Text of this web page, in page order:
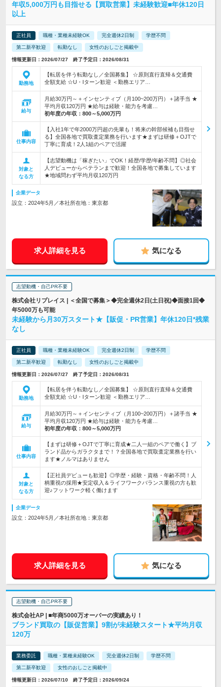
年収5,000万円も目指せる【買取営業】未経験歓迎■年休120日
以上
正社員 職種・業種未経験OK 完全週休2日制 学歴不問
第二新卒歓迎 転勤なし 女性のおしごと掲載中
情報更新日：2026/07/27 終了予定日：2026/08/31
勤務地
【転居を伴う転勤なし／全国募集】 ☆原則直行直帰＆交通費
全額支給 ☆U・Iターン歓迎 ＜勤務エリア…
給与
月給30万円～＋インセンティブ（月100~200万円）＋諸手当 ★
平均月収120万円 ★給与は経験・能力を考慮…
初年度の年収： 800～5,000万円
仕事内容
【入社1年で年2000万円超の先輩も！将来の幹部候補も目指せ
る】全国各地で買取査定業務を行います★まずは研修＋OJTで
丁寧に育成！2人1組のペアで活躍
対象と
なる方
【志望動機は「稼ぎたい」でOK！経歴/学歴/年齢不問】◎社会
人デビューからベテランまで歓迎！全国各地で募集しています
★地域問わず平均月収120万円
企業データ
設立：2024年5月／本社所在地：東京都
求人詳細を見る 気になる
志望動機・自己PR不要
株式会社リプレイス | ＜全国で募集＞◆完全週休2日(土日祝)◆面接1回◆
年5000万も可能
未経験から月30万スタート★【販促・PR営業】年休120日*残業
なし
正社員 職種・業種未経験OK 完全週休2日制 学歴不問
第二新卒歓迎 転勤なし 女性のおしごと掲載中
情報更新日：2026/07/27 終了予定日：2026/08/31
勤務地
【転居を伴う転勤なし／全国募集】 ☆原則直行直帰＆交通費
全額支給 ☆U・Iターン歓迎 ＜勤務エリア…
給与
月給30万円～＋インセンティブ（月100~200万円）＋諸手当 ★
平均月収120万円 ★給与は経験・能力を考慮…
初年度の年収： 800～5,000万円
仕事内容
【まずは研修＋OJTで丁寧に育成★二人一組のペアで働く】ブ
ランド品からガラクタまで！？全国各地で買取査定業務を行い
ます★ノルマはありません
対象と
なる方
【正社員デビューも歓迎】◎学歴・経験・資格・年齢不問！人
柄重視の採用★安定収入＆ライフワークバランス重視の方も歓
迎♪フットワーク軽く働けます
企業データ
設立：2024年5月／本社所在地：東京都
求人詳細を見る 気になる
志望動機・自己PR不要
株式会社AP | ■年商5000万オーバーの実績あり！
ブランド買取の【販促営業】9割が未経験スタート★平均月収
120万
業務委託 職種・業種未経験OK 完全週休2日制 学歴不問
第二新卒歓迎 女性のおしごと掲載中
情報更新日：2026/07/10 終了予定日：2026/09/24